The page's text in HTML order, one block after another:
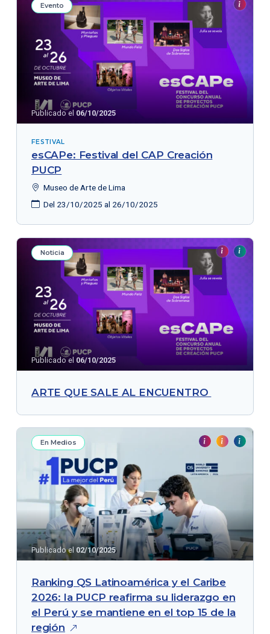
Evento
Publicado el 06/10/2025
FESTIVAL
esCAPe: Festival del CAP Creación
PUCP
Museo de Arte de Lima
Del 23/10/2025 al 26/10/2025
Noticia
Publicado el 06/10/2025
ARTE QUE SALE AL ENCUENTRO
En Medios
Publicado el 02/10/2025
Ranking QS Latinoamérica y el Caribe
2026: la PUCP reafirma su liderazgo en
el Perú y se mantiene en el top 15 de la
región